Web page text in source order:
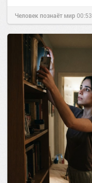
Человек познаёт мир00:53